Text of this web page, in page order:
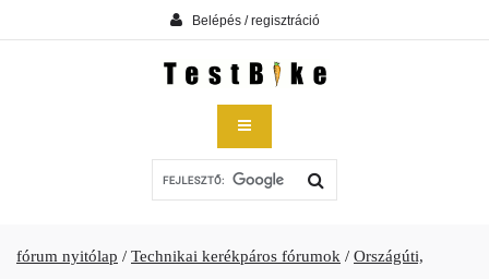
Belépés / regisztráció
fórum nyitólap / Technikai kerékpáros fórumok / Országúti,